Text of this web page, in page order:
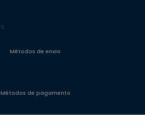
Métodos de envio
Métodos de pagamento